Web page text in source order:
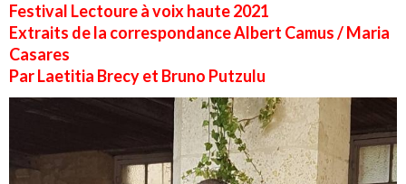
Festival Lectoure à voix haute 2021
Extraits de la correspondance Albert Camus / Maria
Casares
Par Laetitia Brecy et Bruno Putzulu